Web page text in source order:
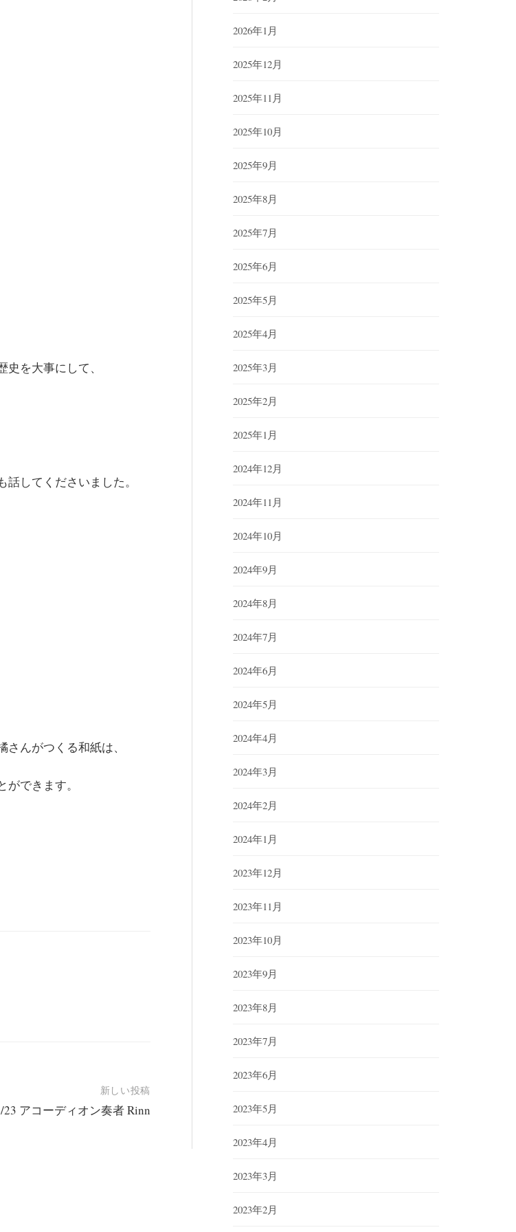
を大事にして、
してくださいました。
んがつくる和紙は、
できます。
新しい投稿
23 アコーディオン奏者 Rinn
2026年1月
2025年12月
2025年11月
2025年10月
2025年9月
2025年8月
2025年7月
2025年6月
2025年5月
2025年4月
2025年3月
2025年2月
2025年1月
2024年12月
2024年11月
2024年10月
2024年9月
2024年8月
2024年7月
2024年6月
2024年5月
2024年4月
2024年3月
2024年2月
2024年1月
2023年12月
2023年11月
2023年10月
2023年9月
2023年8月
2023年7月
2023年6月
2023年5月
2023年4月
2023年3月
2023年2月